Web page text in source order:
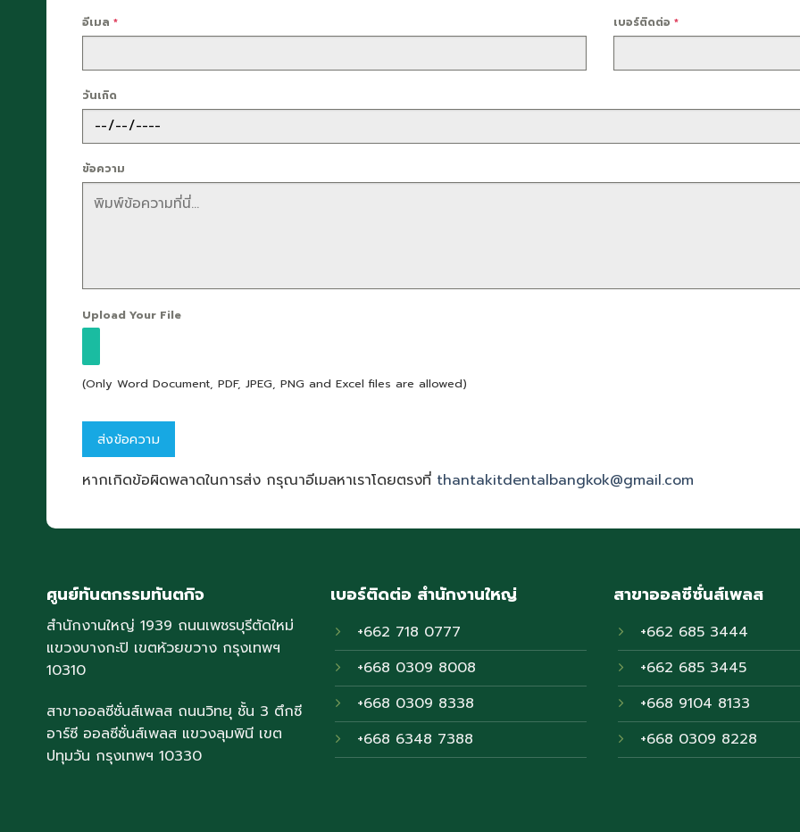
อีเมล * เบอร์ติดต่อ *
วันเกิด
ข้อความ
Upload Your File
(Only Word Document, PDF, JPEG, PNG and Excel files are allowed)
หากเกิดข้อผิดพลาดในการส่ง กรุณาอีเมลหาเราโดยตรงที่ thantakitdentalbangkok@gmail.com
ศูนย์ทันตกรรมทันตกิจ
สำนักงานใหญ่ 1939 ถนนเพชรบุรีตัดใหม่
แขวงบางกะปิ เขตห้วยขวาง กรุงเทพฯ
10310
สาขาออลซีซั่นส์เพลส ถนนวิทยุ ชั้น 3 ตึกซี
อาร์ซี ออลซีซั่นส์เพลส แขวงลุมพินี เขต
ปทุมวัน กรุงเทพฯ 10330
เบอร์ติดต่อ สำนักงานใหญ่
+662 718 0777
+668 0309 8008
+668 0309 8338
+668 6348 7388
สาขาออลซีซั่นส์เพลส
+662 685 3444
+662 685 3445
+668 9104 8133
+668 0309 8228